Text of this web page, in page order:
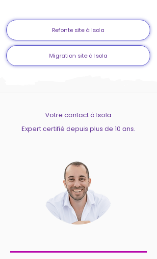
Refonte site à Isola
Migration site à Isola
Votre contact à Isola
Expert certifié depuis plus de 10 ans.